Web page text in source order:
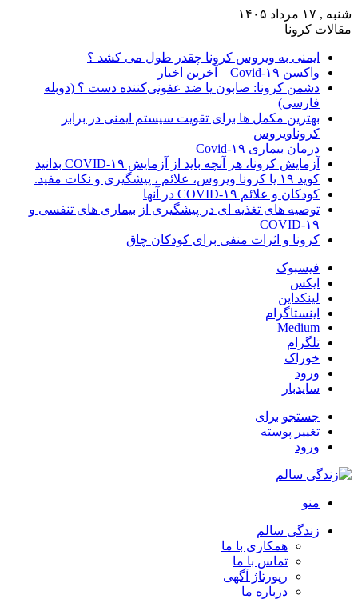
شنبه , ۱۷ مرداد ۱۴۰۵
مقالات کرونا
ایمنی به ویروس کرونا چقدر طول می کشد ؟
واکسن Covid-۱۹ – آخرین اخبار
دشمن کرونا: صابون یا ضد عفونی‌کننده دست ؟ (دوبله
فارسی)
بهترین مکمل ها برای تقویت سیستم ایمنی در برابر
کروناویروس
درمان بیماری Covid-۱۹
آزمایش کرونا، هر آنچه باید از آزمایش COVID-۱۹ بدانید
کوید ۱۹ یا کرونا ویروس، علائم ، پیشگیری و نکات مفید.
کودکان و علائم COVID-۱۹ در آنها
توصیه های تغذیه ای در پیشگیری از بیماری های تنفسی و
COVID-۱۹
کرونا و اثرات منفی برای کودکان چاق
فیسبوک
ایکس
لینکداین
اینستاگرام
Medium
تلگرام
خوراک
ورود
سایدبار
جستجو برای
تغییر پوسته
ورود
منو
زندگی سالم
همکاری با ما
تماس با ما
رپورتاژ آگهی
درباره ما